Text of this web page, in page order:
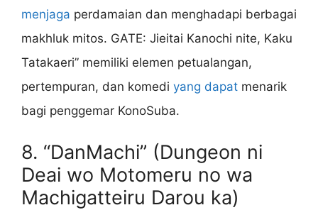
menjaga perdamaian dan menghadapi berbagai
makhluk mitos. GATE: Jieitai Kanochi nite, Kaku
Tatakaeri” memiliki elemen petualangan,
pertempuran, dan komedi yang dapat menarik
bagi penggemar KonoSuba.
8. “DanMachi” (Dungeon ni
Deai wo Motomeru no wa
Machigatteiru Darou ka)